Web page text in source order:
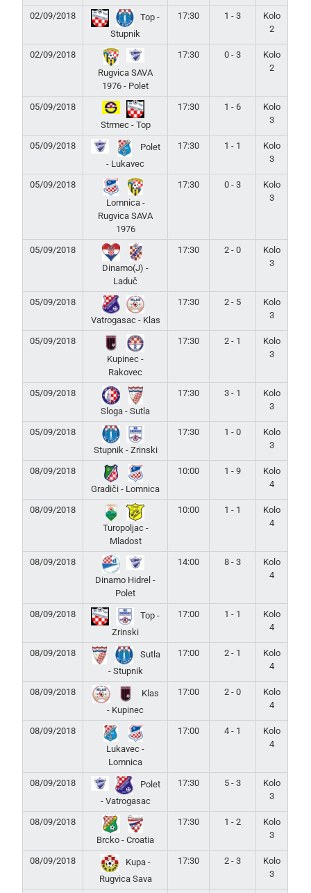
02/09/2018
Top -
Stupnik
17:30 1 - 3
Kolo
2
02/09/2018
Rugvica SAVA
1976 - Polet
17:30 0 - 3
Kolo
2
05/09/2018
Strmec - Top
17:30 1 - 6
Kolo
3
05/09/2018
Polet
- Lukavec
17:30 1 - 1
Kolo
3
05/09/2018
Lomnica -
Rugvica SAVA
1976
17:30 0 - 3
Kolo
3
05/09/2018
Dinamo(J) -
Laduč
17:30 2 - 0
Kolo
3
05/09/2018
Vatrogasac - Klas
17:30 2 - 5
Kolo
3
05/09/2018
Kupinec -
Rakovec
17:30 2 - 1
Kolo
3
05/09/2018
Sloga - Sutla
17:30 3 - 1
Kolo
3
05/09/2018
Stupnik - Zrinski
17:30 1 - 0
Kolo
3
08/09/2018
Gradiči - Lomnica
10:00 1 - 9
Kolo
4
08/09/2018
Turopoljac -
Mladost
10:00 1 - 1
Kolo
4
08/09/2018
Dinamo Hidrel -
Polet
14:00 8 - 3
Kolo
4
08/09/2018
Top -
Zrinski
17:00 1 - 1
Kolo
4
08/09/2018
Sutla
- Stupnik
17:00 2 - 1
Kolo
4
08/09/2018
Klas
- Kupinec
17:00 2 - 0
Kolo
4
08/09/2018
Lukavec -
Lomnica
17:00 4 - 1
Kolo
4
08/09/2018
Polet
- Vatrogasac
17:30 5 - 3
Kolo
3
08/09/2018
Brcko - Croatia
17:30 1 - 2
Kolo
3
08/09/2018
Kupa -
Rugvica Sava
17:30 2 - 3
Kolo
3